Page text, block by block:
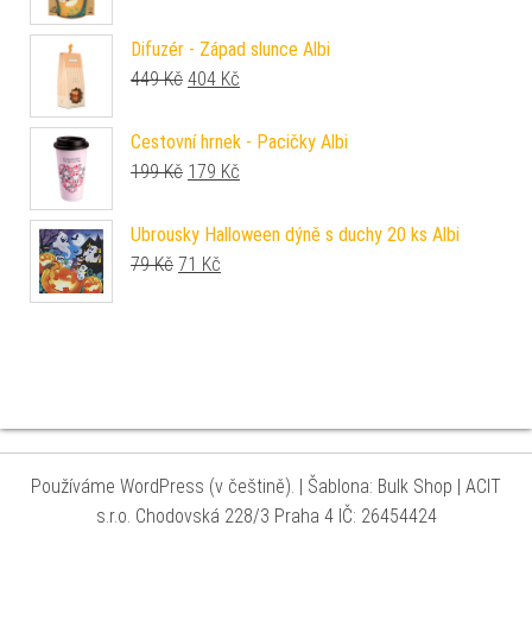
Difuzér - Západ slunce Albi
449Kč Původní cena byla: 449 Kč.
404 Kč
Cestovní hrnek - Pacičky Albi
199Kč Původní cena byla: 199 Kč.
179 Kč
Ubrousky Halloween dýně s duchy 20 ks Albi
79Kč Původní cena byla: 79 Kč.
71 Kč
Používáme WordPress (v češtině). | Šablona: Bulk Shop | ACIT
s.r.o. Chodovská 228/3 Praha 4 IČ: 26454424